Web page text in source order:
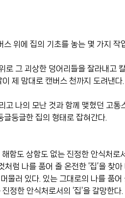
위에 집의 기초를 놓는 몇 가지 작
그 괴상한 덩어리들을 잘라내고
제 맘대로 캔버스 천까지 도려낸다
고 나의 모난 것과 함께 맺혔던 고통
둥글한 집의 형태로 잡혀간다.
함도 상함도 없는 진정한 안식처로서
럼 나를 품어 줄 온전한 ‘집’을 찾아
물러 있다. 있는 그대로의 나를 품어
정한 안식처로서의 ‘집’을 갈망한다.